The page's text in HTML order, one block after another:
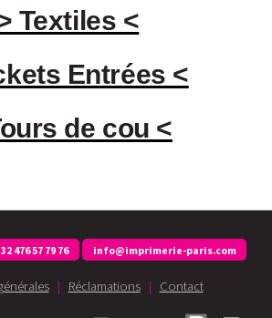
Textiles <
Entrées <
de cou <
476 57 79 76 info@imprimerie-paris.com
| Réclamations | Contact